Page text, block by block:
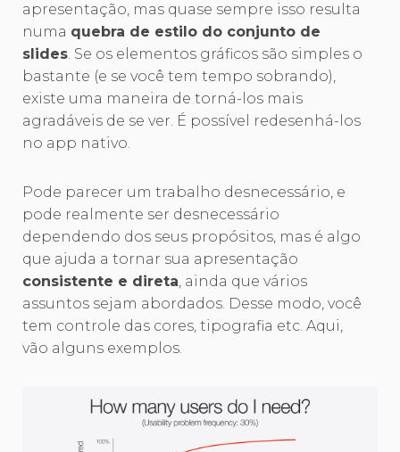
apresentação, mas quase sempre isso resulta
numa quebra de estilo do conjunto de
slides. Se os elementos gráficos são simples o
bastante (e se você tem tempo sobrando),
existe uma maneira de torná-los mais
agradáveis de se ver. É possível redesenhá-los
no app nativo.
Pode parecer um trabalho desnecessário, e
pode realmente ser desnecessário
dependendo dos seus propósitos, mas é algo
que ajuda a tornar sua apresentação
consistente e direta, ainda que vários
assuntos sejam abordados. Desse modo, você
tem controle das cores, tipografia etc. Aqui,
vão alguns exemplos.